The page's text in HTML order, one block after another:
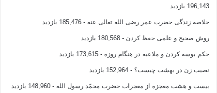
196,143 بازدید
خلاصه زندگی حضرت عمر رضی الله تعالی عنه - 185,476 بازدید
روش صحیح و علمی حفظ کردن - 180,568 بازدید
حکم بوسه کردن و ملاعبه در هنگام روزه - 173,615 بازدید
نصیب زن در بهشت چیست؟ - 152,964 بازدید
بیست و هشت معجزه از معجزات حضرت محمّد رسول الله - 148,960 بازدید